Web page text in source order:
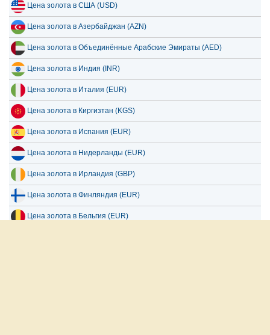
Цена золота в США (USD)
Цена золота в Азербайджан (AZN)
Цена золота в Объединённые Арабские Эмираты (AED)
Цена золота в Индия (INR)
Цена золота в Италия (EUR)
Цена золота в Киргизтан (KGS)
Цена золота в Испания (EUR)
Цена золота в Нидерланды (EUR)
Цена золота в Ирландия (GBP)
Цена золота в Финляндия (EUR)
Цена золота в Бельгия (EUR)